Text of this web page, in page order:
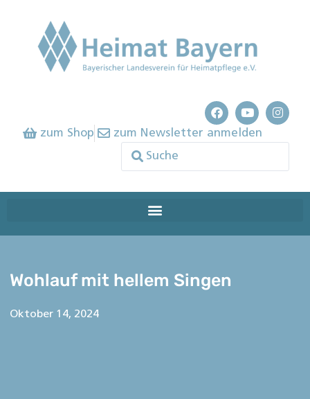
zum Shop zum Newsletter anmelden
Wohlauf mit hellem Singen
Oktober 14, 2024